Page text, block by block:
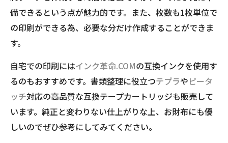
備できるという点が魅力的です。また、枚数も1枚単位で
の印刷ができる為、必要な分だけ作成することができま
す。
自宅での印刷にはインク革命.COMの互換インクを使用す
るのもおすすめです。書類整理に役立つテプラやピータ
ッチ対応の高品質な互換テープカートリッジも販売して
います。純正と変わりない仕上がりな上、お財布にも優
しいのでぜひ参考にしてみてください。